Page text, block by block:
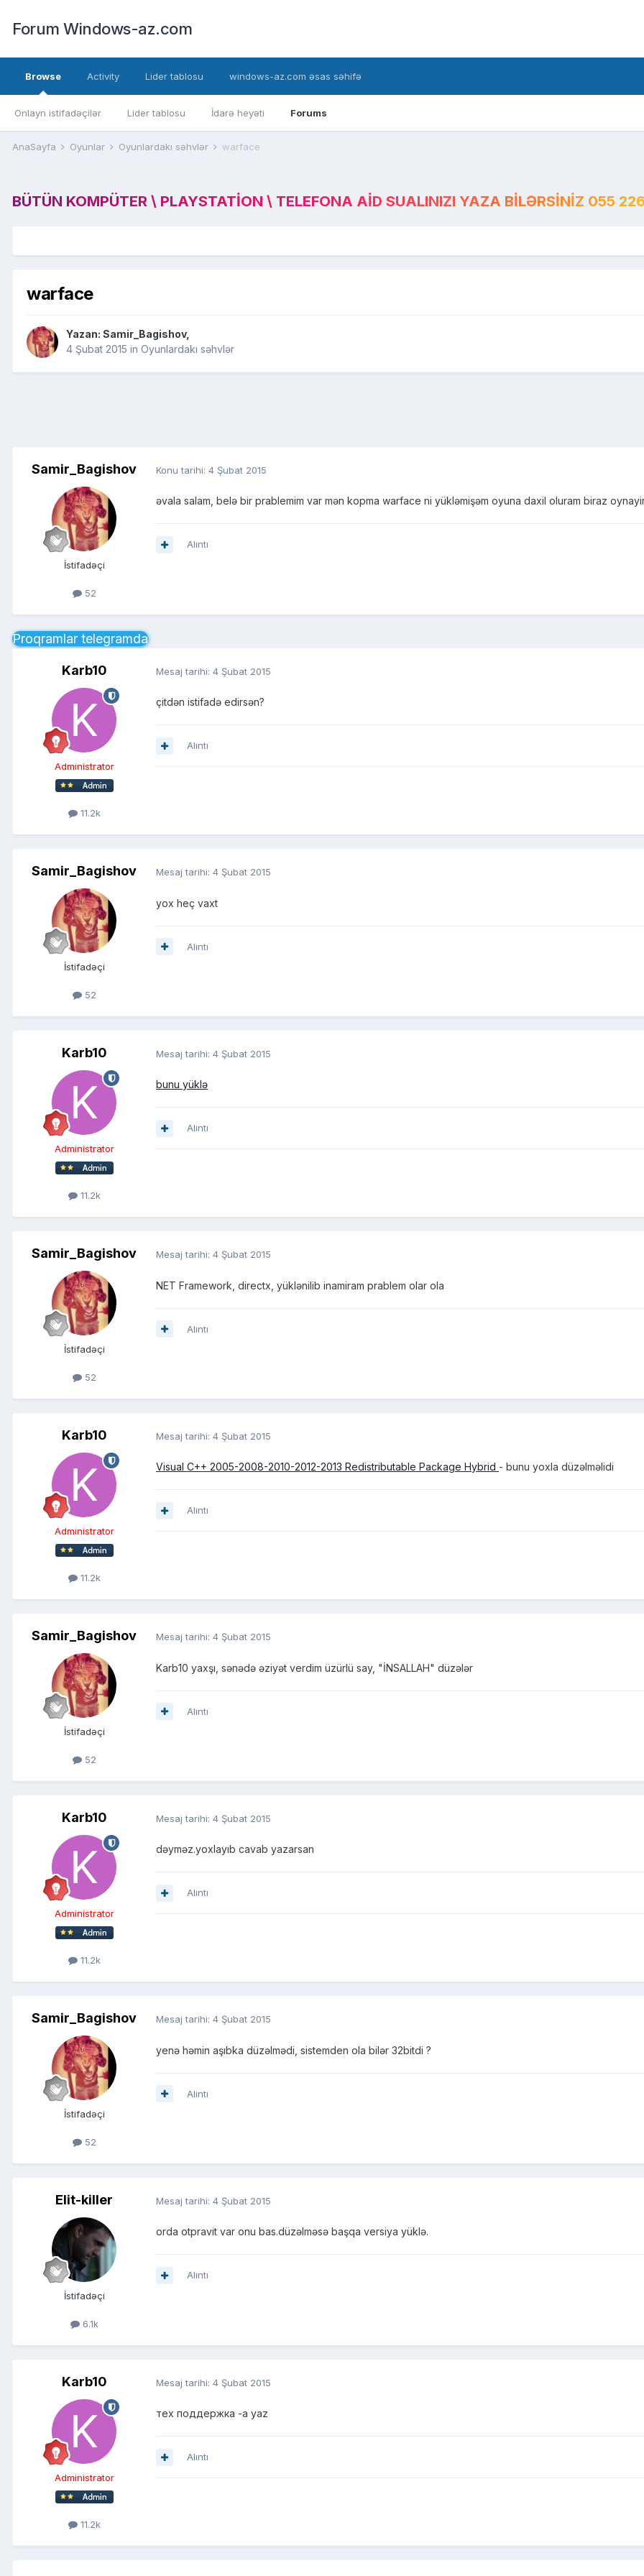
Forum Windows-az.com
Browse
Onlayn istifadəçilər Lider tablosu İdarə heyəti Forums
Activity Lider tablosu windows-az.com əsas səhifə
AnaSayfa Oyunlar Oyunlardakı səhvlər warface
BÜTÜN KOMPÜTER \ PLAYSTATION \ TELEFONA AID SUALINIZI YAZA BILƏRSINIZ 055
warface
Yazan: Samir_Bagishov,
4 Şubat 2015 in Oyunlardakı səhvlər
Samir_Bagishov
İstifadəçi
52
Konu tarihi: 4 Şubat 2015
əvala salam, belə bir prablemim var mən kopma warface ni yükləmişəm oyuna daxil oluram biraz
Alıntı
Proqramlar telegramda
Karb10
Administrator
11.2k
Mesaj tarihi: 4 Şubat 2015
çitdən istifadə edirsən?
Alıntı
Samir_Bagishov
İstifadəçi
52
Mesaj tarihi: 4 Şubat 2015
yox heç vaxt
Alıntı
Karb10
Administrator
11.2k
Mesaj tarihi: 4 Şubat 2015
bunu yüklə
Alıntı
Samir_Bagishov
İstifadəçi
52
Mesaj tarihi: 4 Şubat 2015
NET Framework, directx, yüklənilib inamiram prablem olar ola
Alıntı
Karb10
Administrator
11.2k
Mesaj tarihi: 4 Şubat 2015
Visual C++ 2005-2008-2010-2012-2013 Redistributable Package Hybrid - bunu yoxla düzəlməlidi
Alıntı
Samir_Bagishov
İstifadəçi
52
Mesaj tarihi: 4 Şubat 2015
Karb10 yaxşı, sənədə əziyət verdim üzürlü say, "İNSALLAH" düzələr
Alıntı
Karb10
Administrator
11.2k
Mesaj tarihi: 4 Şubat 2015
dəyməz.yoxlayıb cavab yazarsan
Alıntı
Samir_Bagishov
İstifadəçi
52
Mesaj tarihi: 4 Şubat 2015
yenə həmin aşıbka düzəlmədi, sistemden ola bilər 32bitdi ?
Alıntı
Elit-killer
İstifadəçi
6.1k
Mesaj tarihi: 4 Şubat 2015
orda otpravit var onu bas.düzəlməsə başqa versiya yüklə.
Alıntı
Karb10
Administrator
11.2k
Mesaj tarihi: 4 Şubat 2015
тех поддержка -a yaz
Alıntı